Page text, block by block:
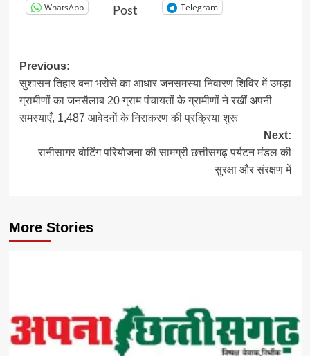
WhatsApp Post Telegram
Post
navigation
Previous:
सुशासन तिहार बना भरोसे का आधार जनसमस्या निवारण शिविर में उमड़ा
ग्रामीणों का जनसैलाब 20 ग्राम पंचायतों के ग्रामीणों ने रखीं अपनी
समस्याएँ, 1,487 आवेदनों के निराकरण की प्रक्रिया शुरू
Next:
रानीसागर बोटिंग परियोजना की सामग्री छत्तीसगढ़ पर्यटन मंडल की
सुरक्षा और संरक्षण में
More Stories